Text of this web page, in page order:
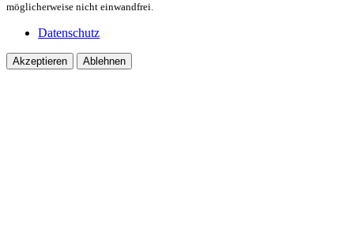
möglicherweise nicht einwandfrei.
Datenschutz
Akzeptieren Ablehnen